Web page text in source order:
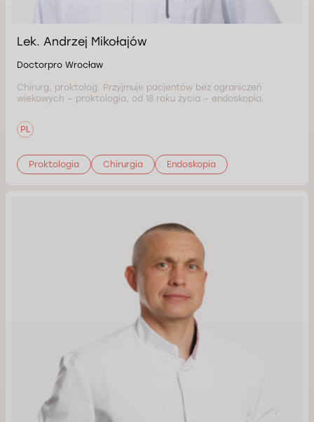
Lek. Andrzej Mikołajów
Doctorpro Wrocław
Chirurg, proktolog. Przyjmuje pacjentów bez ograniczeń
wiekowych – proktologia, od 18 roku życia – endoskopia.
PL
Proktologia Chirurgia Endoskopia